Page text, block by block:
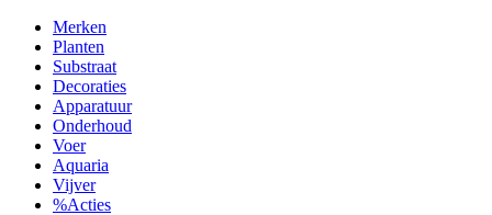
Merken
Planten
Substraat
Decoraties
Apparatuur
Onderhoud
Voer
Aquaria
Vijver
%Acties